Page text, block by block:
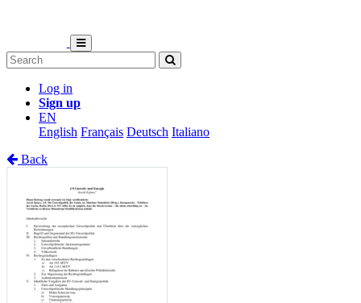
Log in
Sign up
EN
English Français Deutsch Italiano
Back